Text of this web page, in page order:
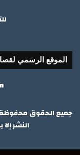
الموقع الرسمي
جميع الحقوق محفوظة
النشر